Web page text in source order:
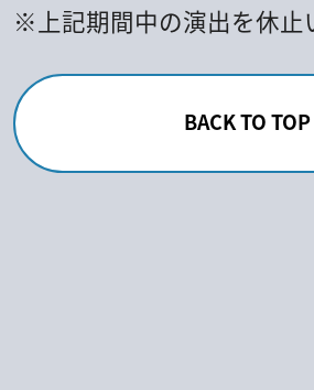
※上記期間中の演出を休止
BACK TO TOP